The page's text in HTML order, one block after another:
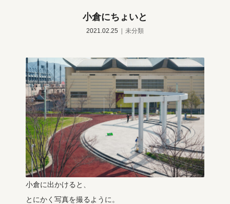
小倉にちょいと
2021.02.25 未分類
小倉に出かけると、
とにかく写真を撮るように。